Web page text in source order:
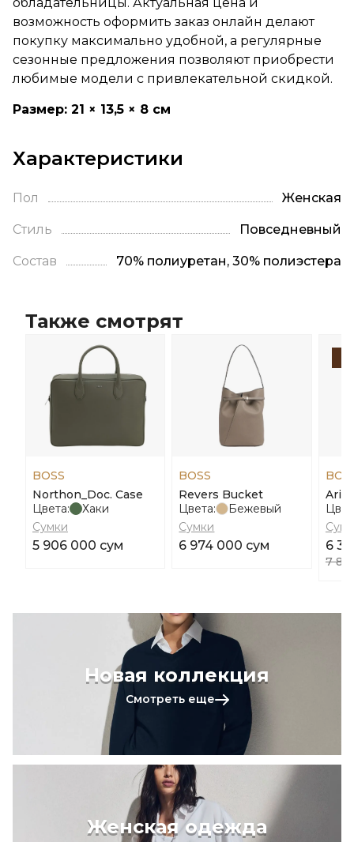
возможность оформить заказ онлайн делают
покупку максимально удобной, а регулярные
сезонные предложения позволяют приобрести
любимые модели с привлекательной скидкой.
Размер: 21 × 13,5 × 8 см
Характеристики
Пол Женская
Стиль Повседневный
Состав 70% полиуретан, 30% полиэстера
Также смотрят
BOSS
Northon_Doc. Case
Цвета:
Хаки
Сумки
5 906 000 сум
BOSS
Revers Bucket
Цвета:
Бежевый
Сумки
6 974 000 сум
Ariell
6
7
Новая коллекция
Смотреть еще
Женская одежда